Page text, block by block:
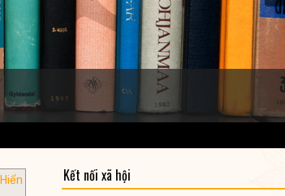
Hiển
Kết nối xã hội